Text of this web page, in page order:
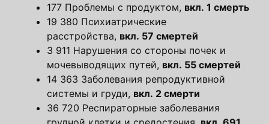
177 Проблемы с продуктом, вкл. 1 смерть
19 380 Психиатрические
расстройства, вкл. 57 смертей
3 911 Нарушения со стороны почек и
мочевыводящих путей, вкл. 55 смертей
14 363 Заболевания репродуктивной
системы и груди, вкл. 2 смерти
36 720 Респираторные заболевания